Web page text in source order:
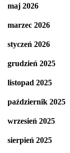
maj 2026
marzec 2026
styczeń 2026
grudzień 2025
listopad 2025
październik 2025
wrzesień 2025
sierpień 2025